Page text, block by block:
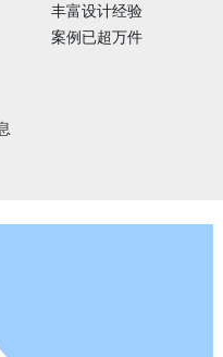
丰富设计经验
案例已超万件